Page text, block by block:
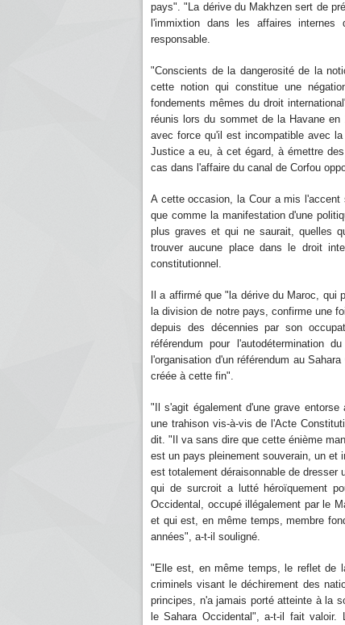
pays". "La dérive du Makhzen sert de
l'immixtion dans les affaires
responsable.
"Conscients de la dangerosité de la
cette notion qui constitue une
fondements mêmes du droit
réunis lors du sommet de la Havane en
avec force qu'il est incompatible avec
Justice a eu, à cet égard, à émettre
cas dans l'affaire du canal de Corfou
A cette occasion, la Cour a mis
que comme la manifestation d'une
plus graves et qui ne saurait, quelles
trouver aucune place dans le droit
constitutionnel.
Il a affirmé que "la dérive du Maroc,
la division de notre pays, confirme une
depuis des décennies par son
référendum pour l'autodétermination
l'organisation d'un référendum au
créée à cette fin".
"Il s'agit également d'une grave
une trahison vis-à-vis de l'Acte
dit. "Il va sans dire que cette énième
est un pays pleinement souverain, un et
est totalement déraisonnable de dresser
qui de surcroit a lutté héroïquement
Occidental, occupé illégalement par le
et qui est, en même temps, membre
années", a-t-il souligné.
"Elle est, en même temps, le reflet de
criminels visant le déchirement des
principes, n'a jamais porté atteinte à la
le Sahara Occidental", a-t-il fait